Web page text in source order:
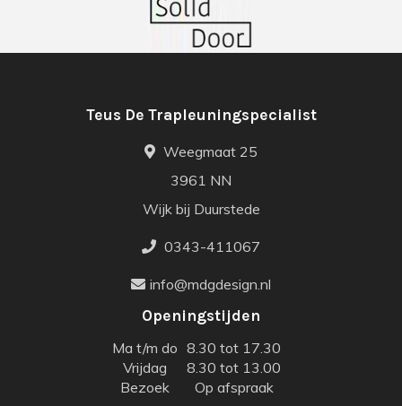
Teus De Trapleuningspecialist
Weegmaat 25
3961 NN
Wijk bij Duurstede
0343-411067
info@mdgdesign.nl
Openingstijden
Ma t/m do 8.30 tot 17.30
Vrijdag
8.30 tot 13.00
Bezoek
Op afspraak